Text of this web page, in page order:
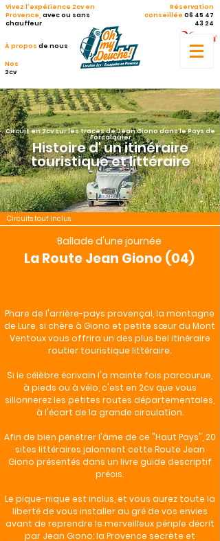
Vivez l'expérience 2cv en
Provence, avec ou sans
chauffeur
Nos
2cv
À propos de nous
Réservation
conseillée 06 45 47
43 24
Circuit en 2cv sur les traces de Jean Giono dans le Pays de
Forcalquier
Histoire d'un itinéraire
touristique et littéraire
Circuits tout inclus
Ballade d'une journée
La Route Jean Giono (04)
Phare de l'arrière-pays provençal, la montagne
de Lure, si chère à Giono et petite sœur du Mont
Ventoux vous offrira un des plus bel itinéraire
routier touristique littéraire.
Si le célèbre écrivain l'a mainte fois parcourue,
à pieds ou à vélo, c'est en 2cv que vous
sillonnerez les petites routes départementales,
à l'écart de la grande circulation.
Afin de bien pénétrer l'âme de ce "Haut Pays", 20
sites littéraires jalonnent cette Route Jean
Giono présentés dans un livre guide descriptif
précis.
Le pique-nique est inclus, et vous aurez toute la
liberté de vous installer au gré de vos envies
avant de reprendre le merveilleux périple décrit
par Jean Giono: la Provence secrète et